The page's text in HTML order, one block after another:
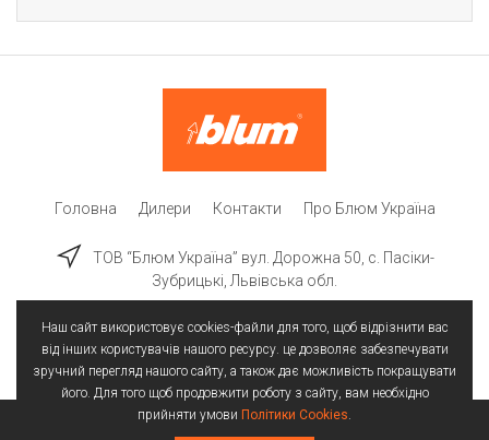
Головна Дилери Контакти Про Блюм Україна
ТОВ “Блюм Україна” вул. Дорожна 50, c. Пасіки-
Зубрицькі, Львівська обл.
Наш сайт використовує cookies-файли для того, щоб відрізнити вас
від інших користувачів нашого ресурсу. це дозволяє забезпечувати
зручний перегляд нашого сайту, а також дає можливість покращувати
його. Для того щоб продовжити роботу з сайту, вам необхідно
прийняти умови Політики Cookies.